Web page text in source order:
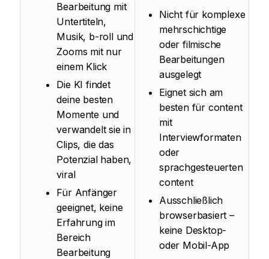
Bearbeitung mit
Untertiteln,
Musik, b-roll und
Zooms mit nur
einem Klick
Die KI findet
deine besten
Momente und
verwandelt sie in
Clips, die das
Potenzial haben,
viral
Für Anfänger
geeignet, keine
Erfahrung im
Bereich
Bearbeitung
Nicht für komplexe
mehrschichtige
oder filmische
Bearbeitungen
ausgelegt
Eignet sich am
besten für content
mit
Interviewformaten
oder
sprachgesteuerten
content
Ausschließlich
browserbasiert –
keine Desktop-
oder Mobil-App